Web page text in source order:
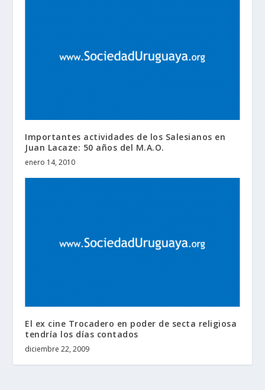
Importantes actividades de los Salesianos en
Juan Lacaze: 50 años del M.A.O.
enero 14, 2010
El ex cine Trocadero en poder de secta religiosa
tendría los días contados
diciembre 22, 2009